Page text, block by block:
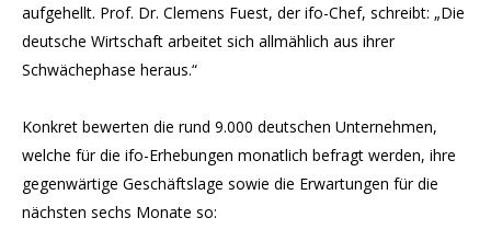
aufgehellt. Prof. Dr. Clemens Fuest, der ifo-Chef, schreibt: „Die
deutsche Wirtschaft arbeitet sich allmählich aus ihrer
Schwächephase heraus.“
Konkret bewerten die rund 9.000 deutschen Unternehmen,
welche für die ifo-Erhebungen monatlich befragt werden, ihre
gegenwärtige Geschäftslage sowie die Erwartungen für die
nächsten sechs Monate so: